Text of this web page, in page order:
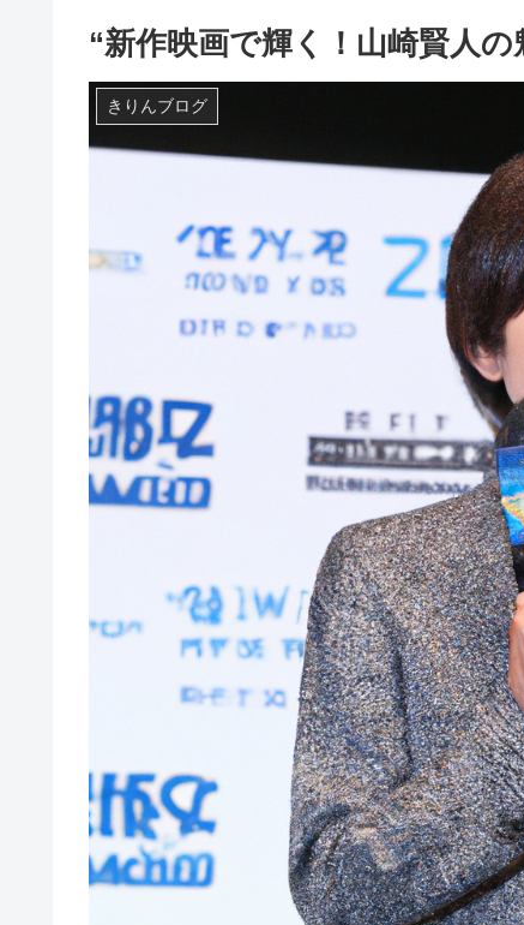
“新作映画で輝く！山崎賢人の
きりんブログ